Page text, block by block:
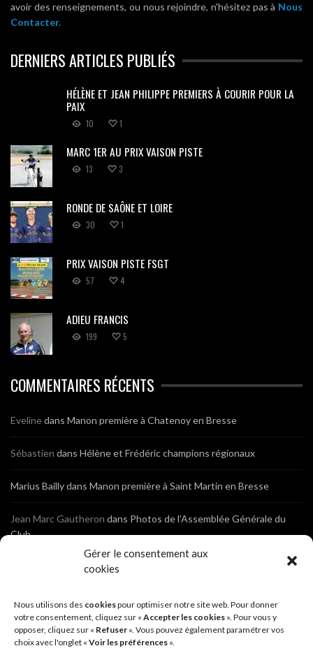
Gérer le consentement aux
cookies
Nous utilisons des cookiespour optimiser notre site web. Pour donner
votre consentement, cliquez sur « Accepter les cookies ». Pour vous y
opposer, cliquez sur « Refuser ». Vous pouvez également paramétrer vos
choix avec l'onglet « Voir les préférences ».
avoir des renseignements, ou nous rejoindre, n'hésitez pas à Nous
Contacter.
DERNIERS ARTICLES PUBLIÉS
HÉLÈNE ET JEAN PHILIPPE PREMIERS À COURIR POUR LA
PAIX
10 1
MARC 1ER AU PRIX VAISON PISTE
13 3
RONDE DE SAÔNE ET LOIRE
30 1
PRIX VAISON PISTE FSGT
57 4
ADIEU FRANCIS
199 5
COMMENTAIRES RÉCENTS
Evelinedans Manon première à Chatenoy en Bresse
Sébastien dans Hélène et Frédéric champions régionaux
Marius Baillydans Manon première à Saint Martin en Bresse
Jean Marc Gautheron dans Photos de l’Assemblée Générale du
Club
Photos de l’Assemblée Générale du Club
Sébastien dans Cyclocross de Brochon (21)
Breniauxdans Cyclocross de Brochon (21)